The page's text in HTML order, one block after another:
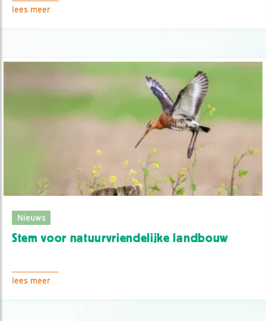
lees meer
Nieuws
Stem voor natuurvriendelijke landbouw
lees meer